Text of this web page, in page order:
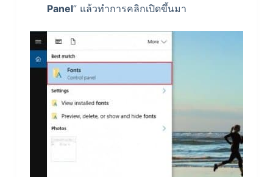
Panel” แล้วทำการคลิกเปิดขึ้นมา